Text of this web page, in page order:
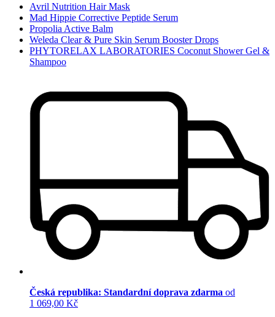
Avril Nutrition Hair Mask
Mad Hippie Corrective Peptide Serum
Propolia Active Balm
Weleda Clear & Pure Skin Serum Booster Drops
PHYTORELAX LABORATORIES Coconut Shower Gel &
Shampoo
Česká republika: Standardní doprava zdarma od
1 069,00 Kč